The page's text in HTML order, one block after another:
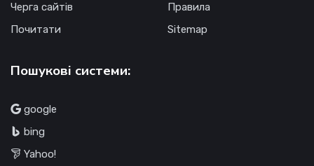
Черга сайтів
Почитати
Правила
Sitemap
Пошукові системи:
google
bing
Yahoo!